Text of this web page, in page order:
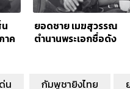
าค
ยอดชาย เมฆสุวรรณ
ตำนานพระเอกชื่อดัง
น กัมพูชายิงไทย